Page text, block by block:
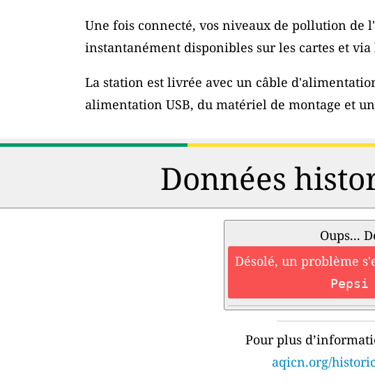
Une fois connecté, vos niveaux de pollution de
instantanément disponibles sur les cartes et via
La station est livrée avec un câble
alimentation USB, du matériel de montage et
Données
Oups...
Désolé, un problème
Pour plus
aqicn.org/